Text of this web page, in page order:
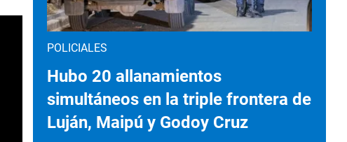
POLICIALES
Hubo 20 allanamientos
simultáneos en la triple frontera de
Luján, Maipú y Godoy Cruz